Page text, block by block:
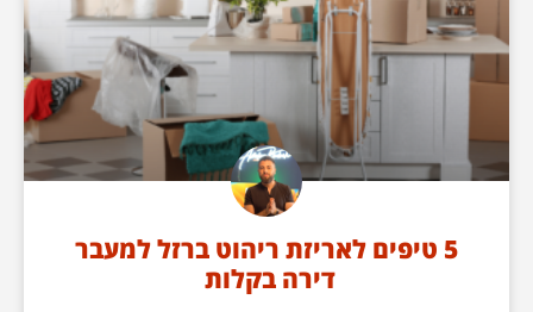
5 טיפים לאריזת ריהוט ברזל למעבר
דירה בקלות